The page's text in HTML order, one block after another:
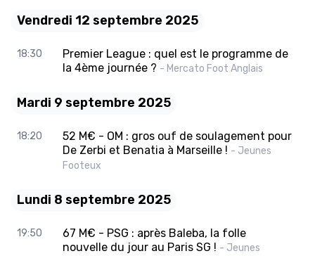
Vendredi 12 septembre 2025
18:30
Premier League : quel est le programme de
la 4ème journée ? - Mercato Foot Anglais
Mardi 9 septembre 2025
18:20
52 M€ - OM : gros ouf de soulagement pour
De Zerbi et Benatia à Marseille ! - Jeunes
Footeux
Lundi 8 septembre 2025
19:50
67 M€ - PSG : après Baleba, la folle
nouvelle du jour au Paris SG ! - Jeunes